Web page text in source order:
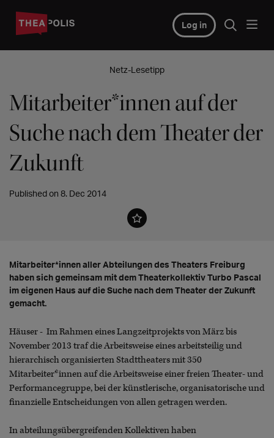
Log in
Netz-Lesetipp
Mitarbeiter*innen auf der
Suche nach dem Theater der
Zukunft
Published on 8. Dec 2014
Mitarbeiter*innen aller Abteilungen des Theaters Freiburg
haben sich gemeinsam mit dem Theaterkollektiv Turbo Pascal
im eigenen Haus auf die Suche nach dem Theater der Zukunft
gemacht.
Häuser - Im Rahmen eines Langzeitprojekts von März bis
November 2013 traf die Arbeitsweise eines arbeitsteilig und
hierarchisch organisierten Stadttheaters mit 350
Mitarbeiter*innen auf die Arbeitsweise einer freien Theater- und
Performancegruppe, bei der künstlerische, organisatorische und
finanzielle Entscheidungen von allen getragen werden.
In abteilungsübergreifenden Kollektiven haben